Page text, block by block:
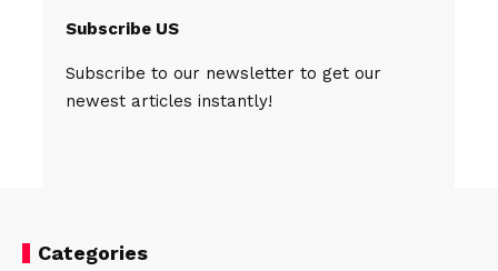
Subscribe US
Subscribe to our newsletter to get our
newest articles instantly!
Categories